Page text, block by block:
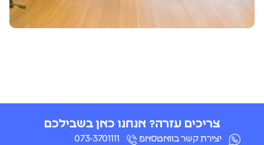
צריכים עזרה? אנחנו כאן בשבילכם
יצירת קשר בוואטסאפ
073-3701111